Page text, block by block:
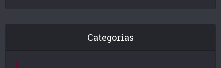
Categorías